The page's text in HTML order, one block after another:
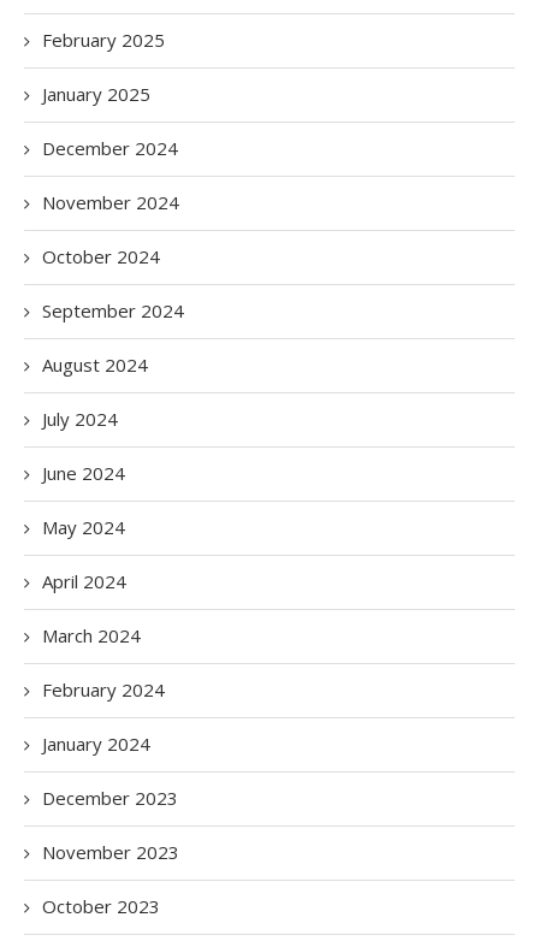
February 2025
January 2025
December 2024
November 2024
October 2024
September 2024
August 2024
July 2024
June 2024
May 2024
April 2024
March 2024
February 2024
January 2024
December 2023
November 2023
October 2023